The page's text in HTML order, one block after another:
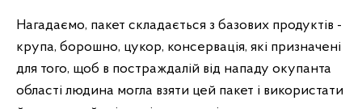
Нагадаємо, пакет складається з базових продуктів -
крупа, борошно, цукор, консервація, які призначені
для того, щоб в постраждалій від нападу окупанта
області людина могла взяти цей пакет і використати